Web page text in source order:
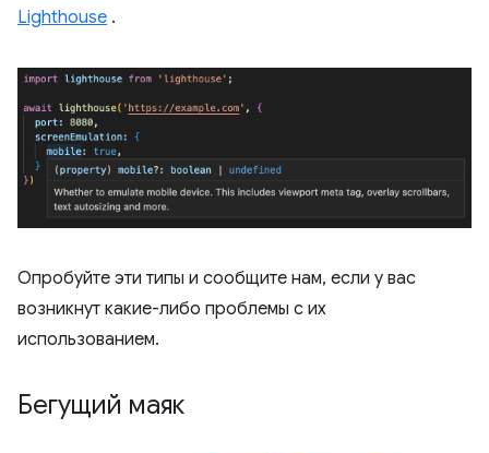
Lighthouse .
Опробуйте эти типы и сообщите нам, если у вас
возникнут какие-либо проблемы с их
использованием.
Бегущий маяк